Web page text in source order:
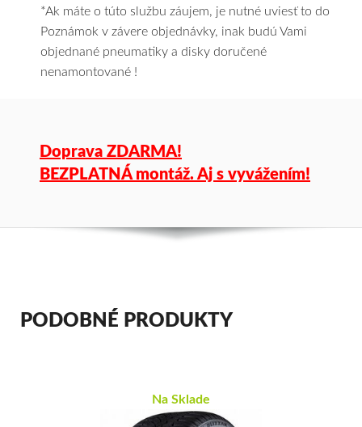
*Ak máte o túto službu záujem, je nutné uviesť to do
Poznámok v závere objednávky, inak budú Vami
objednané pneumatiky a disky doručené
nenamontované !
Doprava ZDARMA!
BEZPLATNÁ montáž. Aj s vyvážením!
PODOBNÉ PRODUKTY
Na Sklade